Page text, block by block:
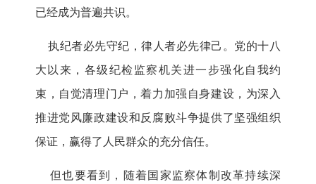
已经成为普遍共识。
执纪者必先守纪，律人者必先律己。党的十八
大以来，各级纪检监察机关进一步强化自我约
束，自觉清理门户，着力加强自身建设，为深入
推进党风廉政建设和反腐败斗争提供了坚强组织
保证，赢得了人民群众的充分信任。
但也要看到，随着国家监察体制改革持续深